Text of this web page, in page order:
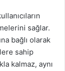
sağlar.
bağlı olarak
sahip
kalmaz, aynı